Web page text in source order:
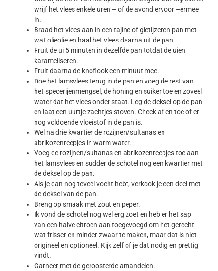
wrijf het vlees enkele uren – of de avond ervoor –ermee
in.
Braad het vlees aan in een tajine of gietijzeren pan met
wat olieolie en haal het vlees daarna uit de pan.
Fruit de ui 5 minuten in dezelfde pan totdat de uien
karameliseren.
Fruit daarna de knoflook een minuut mee.
Doe het lamsvlees terug in de pan en voeg de rest van
het specerijenmengsel, de honing en suiker toe en zoveel
water dat het vlees onder staat. Leg de deksel op de pan
en laat een uurtje zachtjes stoven. Check af en toe of er
nog voldoende vloeistof in de pan is.
Wel na drie kwartier de rozijnen/sultanas en
abrikozenreepjes in warm water.
Voeg de rozijnen/sultanas en abrikozenreepjes toe aan
het lamsvlees en sudder de schotel nog een kwartier met
de deksel op de pan.
Als je dan nog teveel vocht hebt, verkook je een deel met
de deksel van de pan.
Breng op smaak met zout en peper.
Ik vond de schotel nog wel erg zoet en heb er het sap
van een halve citroen aan toegevoegd om het gerecht
wat frisser en minder zwaar te maken, maar dat is niet
origineel en optioneel. Kijk zelf of je dat nodig en prettig
vindt.
Garneer met de geroosterde amandelen.